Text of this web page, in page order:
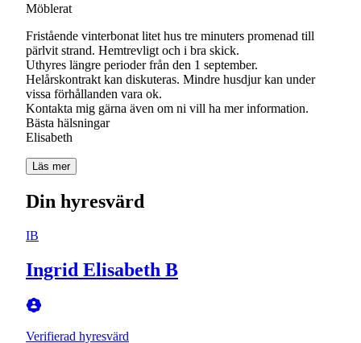
Möblerat
Fristående vinterbonat litet hus tre minuters promenad till
pärlvit strand. Hemtrevligt och i bra skick.
Uthyres längre perioder från den 1 september.
Helårskontrakt kan diskuteras. Mindre husdjur kan under
vissa förhållanden vara ok.
Kontakta mig gärna även om ni vill ha mer information.
Bästa hälsningar
Läs mer
Din hyresvärd
IB
Ingrid Elisabeth B
Verifierad hyresvärd